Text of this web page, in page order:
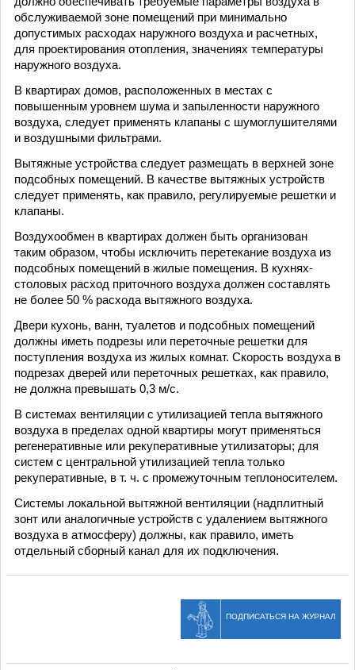
обслуживаемой зоне помещений при минимально
допустимых расходах наружного воздуха и расчетных,
для проектирования отопления, значениях температуры
наружного воздуха.
В квартирах домов, расположенных в местах с
повышенным уровнем шума и запыленности наружного
воздуха, следует применять клапаны с шумоглушителями
и воздушными фильтрами.
Вытяжные устройства следует размещать в верхней зоне
подсобных помещений. В качестве вытяжных устройств
следует применять, как правило, регулируемые решетки и
клапаны.
Воздухообмен в квартирах должен быть организован
таким образом, чтобы исключить перетекание воздуха из
подсобных помещений в жилые помещения. В кухнях-
столовых расход приточного воздуха должен составлять
не более 50 % расхода вытяжного воздуха.
Двери кухонь, ванн, туалетов и подсобных помещений
должны иметь подрезы или переточные решетки для
поступления воздуха из жилых комнат. Скорость воздуха в
подрезах дверей или переточных решетках, как правило,
не должна превышать 0,3 м/с.
В системах вентиляции с утилизацией тепла вытяжного
воздуха в пределах одной квартиры могут применяться
регенеративные или рекуперативные утилизаторы; для
систем с центральной утилизацией тепла только
рекуперативные, в т. ч. с промежуточным теплоносителем.
Системы локальной вытяжной вентиляции (надплитный
зонт или аналогичные устройств с удалением вытяжного
воздуха в атмосферу) должны, как правило, иметь
отдельный сборный канал для их подключения.
ПОДПИСАТЬСЯ НА ЖУРНАЛ